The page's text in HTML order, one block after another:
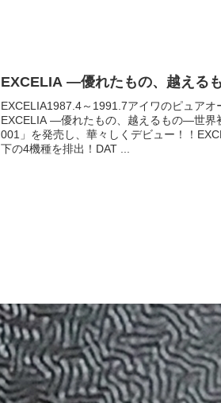
EXCELIA ―優れたもの、越え
EXCELIA1987.4～1991.7アイワのピュアオ
EXCELIA ―優れたもの、越えるもの―世界
001」を発売し、華々しくデビュー！！
下の4機種を排出！DAT ...